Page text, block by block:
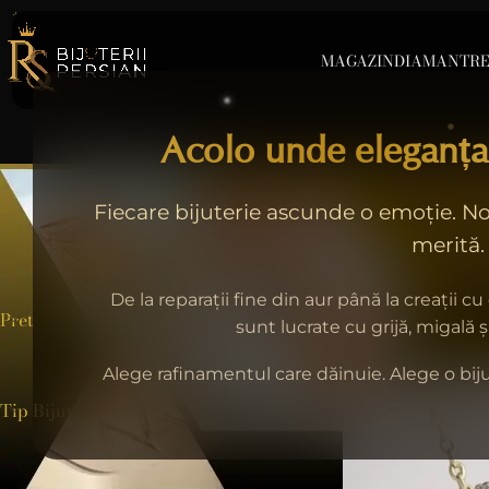
Acolo unde
Fiecare bijuterie ascunde o emoție.
merită.
De la reparații fine din aur până la creații
sunt lucrate cu grijă, migală
Alege rafinamentul care dăinuie. Alege o
MAGAZINDIAMANT
31 Produse
Pret
Tip Bijuterie
Home>E